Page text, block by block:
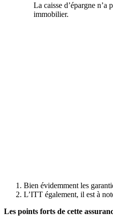
La caisse d’épargne n’a
immobilier.
Bien évidemment les
L’ITT également, il est à
Les points forts de cette